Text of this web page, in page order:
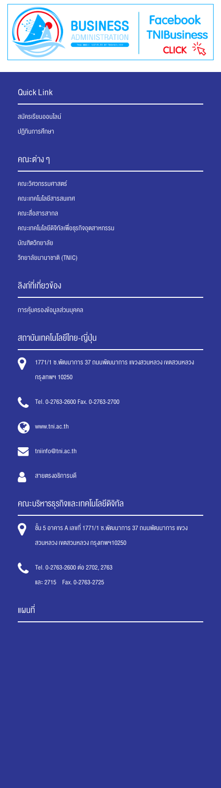
Quick Link
สมัครเรียนออนไลน์
ปฏิทินการศึกษา
คณะต่าง ๆ
คณะวิศวกรรมศาสตร์
คณะเทคโนโลยีสารสนเทศ
คณะสื่อสารสากล
คณะเทคโนโลยีดิจิทัลเพื่อธุรกิจอุตสาหกรรม
บัณฑิตวิทยาลัย
วิทยาลัยนานาชาติ (TNIC)
ลิงก์ที่เกี่ยวข้อง
การคุ้มครองข้อมูลส่วนบุคคล
สถาบันเทคโนโลยีไทย-ญี่ปุ่น
1771/1 ซ.พัฒนาการ 37 ถนนพัฒนาการ แขวงสวนหลวง เขตสวนหลวง
กรุงเทพฯ 10250
Tel. 0-2763-2600 Fax. 0-2763-2700
www.tni.ac.th
tniinfo@tni.ac.th
สายตรงอธิการบดี
คณะบริหารธุรกิจและเทคโนโลยีดิจิทัล
ชั้น 5 อาคาร A เลขที่ 1771/1 ซ.พัฒนาการ 37 ถนนพัฒนาการ แขวง
สวนหลวง เขตสวนหลวง กรุงเทพฯ10250
Tel. 0-2763-2600 ต่อ 2702, 2763
และ 2715 Fax. 0-2763-2725
แผนที่